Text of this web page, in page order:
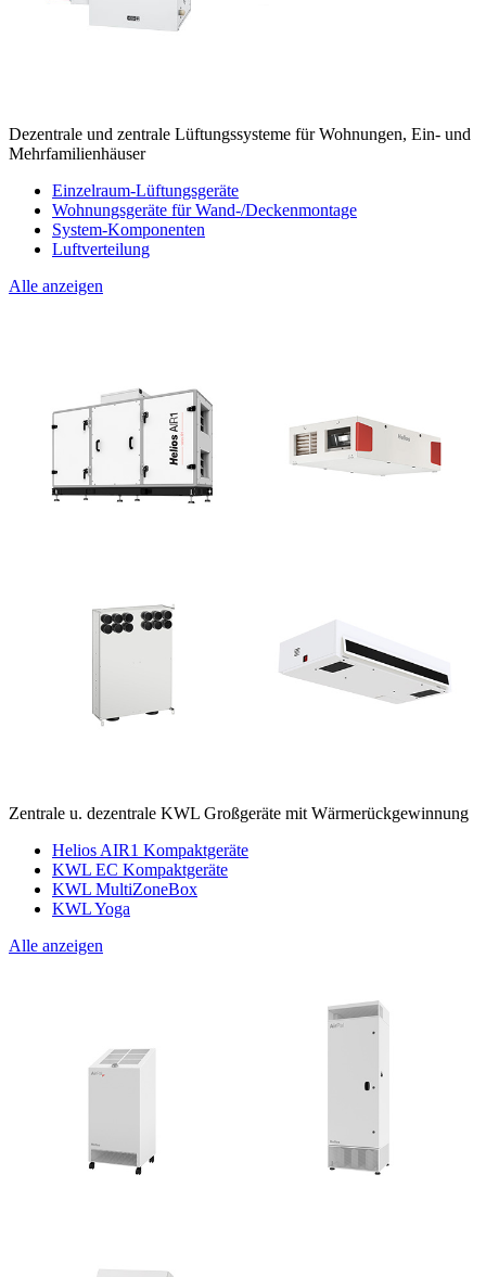
Dezentrale und zentrale Lüftungssysteme für Wohnungen, Ein- und
Mehrfamilienhäuser
Einzelraum-Lüftungsgeräte
Wohnungsgeräte für Wand-/Deckenmontage
System-Komponenten
Luftverteilung
Alle anzeigen
Zentrale u. dezentrale KWL Großgeräte mit Wärmerückgewinnung
Helios AIR1 Kompaktgeräte
KWL EC Kompaktgeräte
KWL MultiZoneBox
KWL Yoga
Alle anzeigen